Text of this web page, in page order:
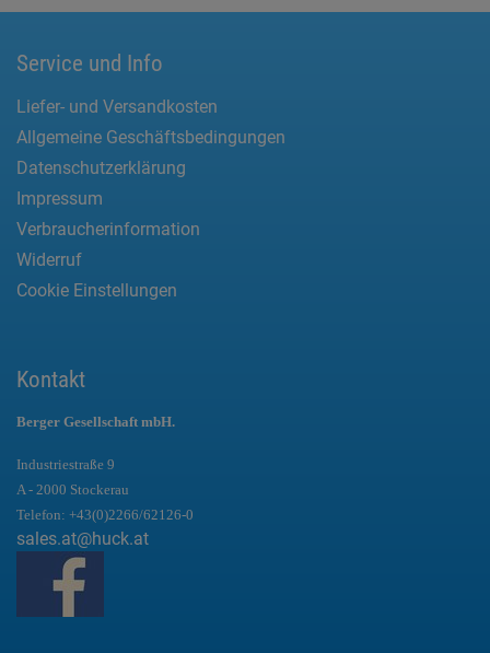
Service und Info
Liefer- und Versandkosten
Allgemeine Geschäftsbedingungen
Datenschutzerklärung
Impressum
Verbraucherinformation
Widerruf
Cookie Einstellungen
Kontakt
Berger Gesellschaft mbH.
Industriestraße 9
A - 2000 Stockerau
Telefon: +43(0)2266/62126-0
sales.at@huck.at